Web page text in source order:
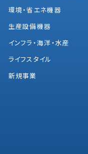
環境・省エネ機器
生産設備機器
インフラ・海洋・水産
ライフスタイル
新規事業